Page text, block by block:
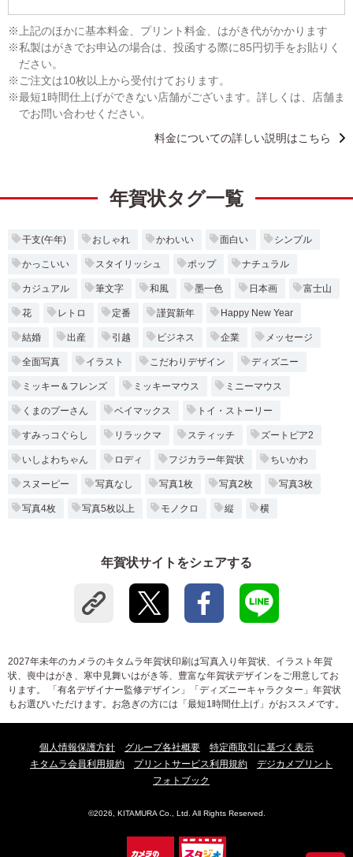
上記のほかに基本料金、プリント料金、はがき代がかかります
私製はがきでお申込の場合は、投函する際に85円切手をお貼りく
ださい。
ご注文は10枚以上から受付けております。
最短1時間仕上げができない店舗がございます。詳しくは、店舗ま
でお問い合わせください。
料金についての詳しい説明はこちら
年賀状タグ一覧
干支(午年) おしゃれ かわいい 面白い シンプル
かっこいい スタイリッシュ ポップ ナチュラル
カジュアル 筆文字 和風 墨一色 日本画 富士山
花 レトロ 定番 謹賀新年 Happy New Year
結婚 出産 引越 ビジネス 企業 メッセージ
全面写真 イラスト こだわりデザイン ディズニー
ミッキー＆フレンズ ミッキーマウス ミニーマウス
くまのプーさん ベイマックス トイ・ストーリー
すみっコぐらし リラックマ スティッチ ズートピア2
いしよわちゃん ロディ フジカラー年賀状 ちいかわ
スヌーピー 写真なし 写真1枚 写真2枚 写真3枚
写真4枚 写真5枚以上 モノクロ 縦 横
年賀状サイトをシェアする
2027年未年のカメラのキタムラ年賀状印刷は写真入り年賀状、イラスト年賀
状、喪中はがき、寒中見舞いはがき等、豊富な年賀状デザインをご用意してお
ります。 「有名デザイナー監修デザイン」「ディズニーキャラクター」年賀状
もお選びいただけます。お急ぎの方には「最短1時間仕上げ」がおススメです。
個人情報保護方針 グループ各社概要
特定商取引に基づく表示
キタムラ会員利用規約
プリントサービス利用規約
デジカメプリント
フォトブック
©2026, KITAMURA Co., Ltd. All Rights Reserved.